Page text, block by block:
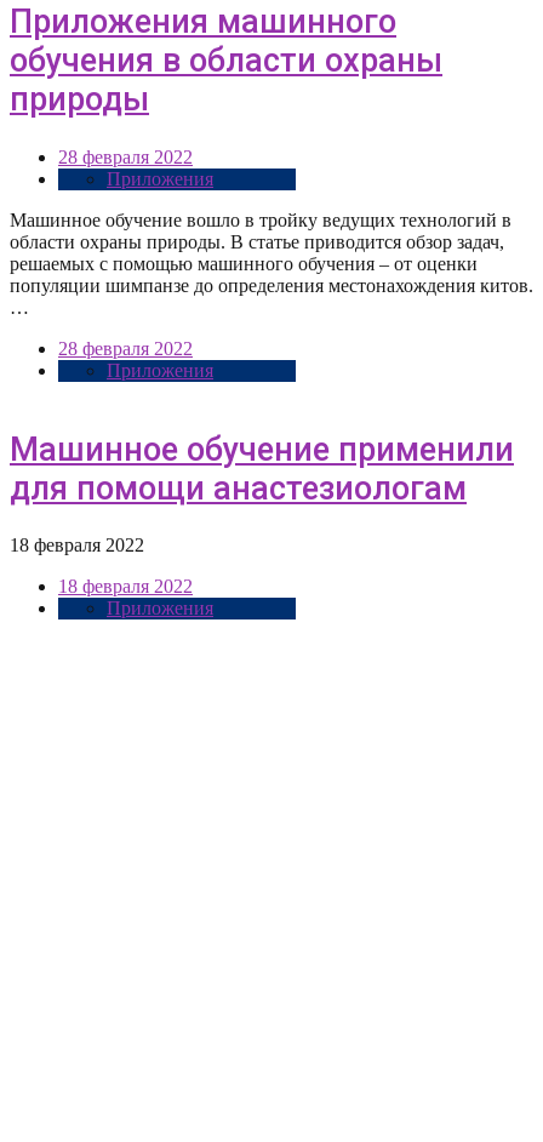
Приложения машинного
обучения в области охраны
природы
28 февраля 2022
Приложения
Машинное обучение вошло в тройку ведущих технологий в
области охраны природы. В статье приводится обзор задач,
решаемых с помощью машинного обучения – от оценки
популяции шимпанзе до определения местонахождения китов.
…
28 февраля 2022
Приложения
Машинное обучение применили
для помощи анастезиологам
18 февраля 2022
18 февраля 2022
Приложения